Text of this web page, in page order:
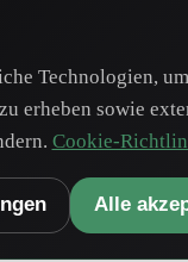
Technologien,
erheben sowie
Cookie-
Alle